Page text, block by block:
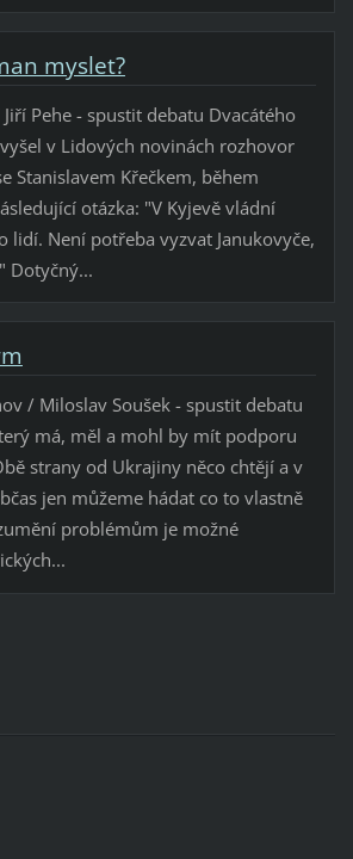
myslet?
Pehe - spustit debatu Dvacátého
v Lidových novinách rozhovor
Stanislavem Křečkem, během
otázka: "V Kyjevě vládní
lidí. Není potřeba vyzvat Janukovyče,
Dotyčný...
/ Miloslav Soušek - spustit debatu
má, měl a mohl by mít podporu
strany od Ukrajiny něco chtějí a v
jen můžeme hádat co to vlastně
problémům je možné